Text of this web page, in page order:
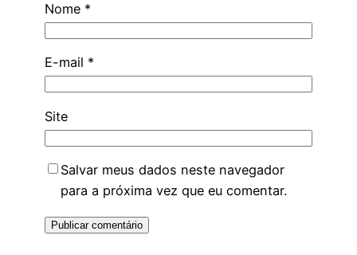
Nome *
E-mail *
Site
Salvar meus dados neste navegador
para a próxima vez que eu comentar.